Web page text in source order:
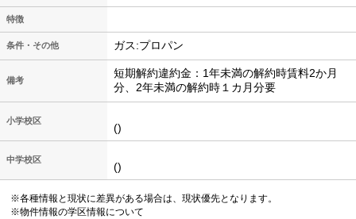
特徴
条件・その他 ガス:プロパン
備考
短期解約違約金：1年未満の解約時賃料2か月
分、2年未満の解約時１カ月分要
小学校区
()
中学校区
()
※各種情報と現状に差異がある場合は、現状優先となります。
※物件情報の学区情報について